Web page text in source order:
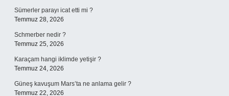
Sümerler parayı icat etti mi ?
Temmuz 28, 2026
Schmerber nedir ?
Temmuz 25, 2026
Karaçam hangi iklimde yetişir ?
Temmuz 24, 2026
Güneş kavuşum Mars’ta ne anlama gelir ?
Temmuz 22, 2026